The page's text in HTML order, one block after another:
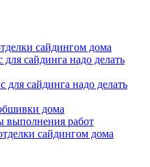
сайдингом дома
для сайдинга надо делать
для сайдинга надо делать
дома
выполнения работ
сайдингом дома